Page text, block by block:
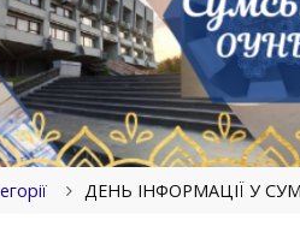
ДЕНЬ ІНФОРМАЦІЇ У